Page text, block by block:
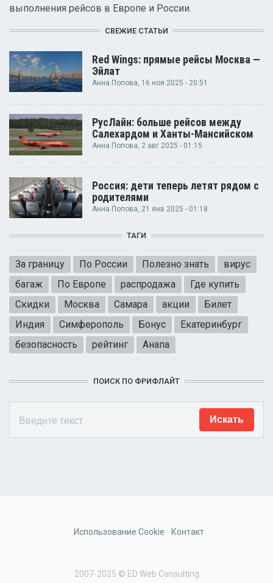
выполнения рейсов в Европе и России.
СВЕЖИЕ СТАТЬИ
Red Wings: прямые рейсы Москва —
Эйлат
Анна Попова , 16 ноя 2025 - 20:51
РусЛайн: больше рейсов между
Салехардом и Ханты-Мансийском
Анна Попова, 2 авг 2025 - 01:15
Россия: дети теперь летят рядом с
родителями
Анна Попова , 21 янв 2025 - 01:18
ТАГИ
За границу По России Полезно знать
вирус
багаж
По Европе распродажа
Где купить
Скидки
Москва Самара акции
Билет
Индия
Симферополь Бонус
Екатеринбург
безопасность
рейтинг Анапа
ПОИСК ПО ФРИФЛАЙТ
2007-2025 © ED Web Consulting
Использование Cookie Контакт